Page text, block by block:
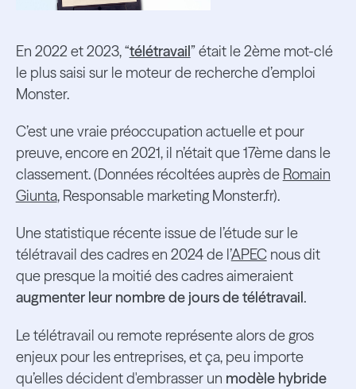
En 2022 et 2023, “télétravail” était le 2ème mot-clé
le plus saisi sur le moteur de recherche d’emploi
Monster.
C’est une vraie préoccupation actuelle et pour
preuve, encore en 2021, il n’était que 17ème dans le
classement. (Données récoltées auprès de Romain
Giunta, Responsable marketing Monster.fr).
Une statistique récente issue de l’étude sur le
télétravail des cadres en 2024 de l’APECnous dit
que presque la moitié des cadres aimeraient
augmenter leur nombre de jours de télétravail.
Le télétravail ou remote représente alors de gros
enjeux pour les entreprises, et ça, peu importe
qu’elles décident d'embrasser un modèle hybride